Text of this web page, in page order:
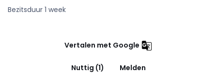
Bezitsduur 1 week
Vertalen met Google
Nuttig (1)
Melden